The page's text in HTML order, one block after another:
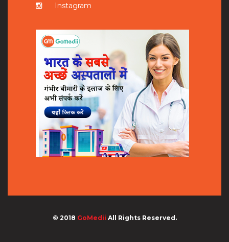
Instagram
© 2018 GoMedii All Rights Reserved.